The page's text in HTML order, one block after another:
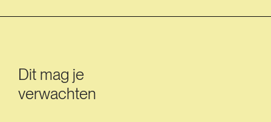
Dit mag je
verwachten